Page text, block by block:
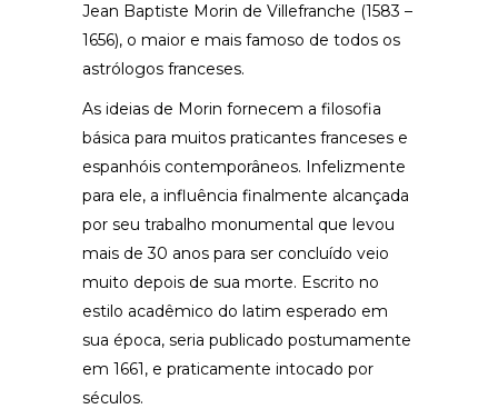
Jean Baptiste Morin de Villefranche (1583 –
1656), o maior e mais famoso de todos os
astrólogos franceses.
As ideias de Morin fornecem a filosofia
básica para muitos praticantes franceses e
espanhóis contemporâneos. Infelizmente
para ele, a influência finalmente alcançada
por seu trabalho monumental que levou
mais de 30 anos para ser concluído veio
muito depois de sua morte. Escrito no
estilo acadêmico do latim esperado em
sua época, seria publicado postumamente
em 1661, e praticamente intocado por
séculos.